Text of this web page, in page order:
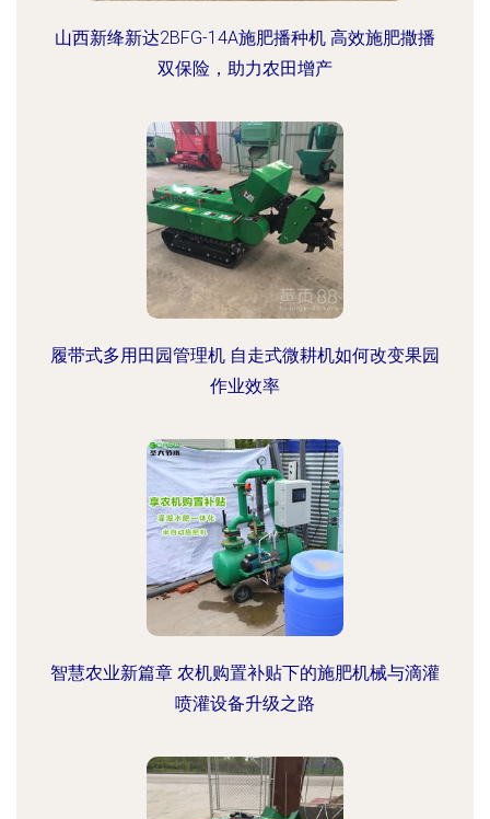
山西新绛新达2BFG-14A施肥播种机 高效施肥撒播
双保险，助力农田增产
履带式多用田园管理机 自走式微耕机如何改变果园
作业效率
智慧农业新篇章 农机购置补贴下的施肥机械与滴灌
喷灌设备升级之路